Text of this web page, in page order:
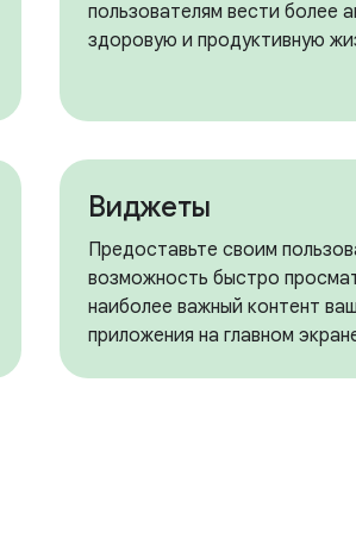
пользователям вести более
здоровую и продуктивную
Виджеты
Предоставьте своим
возможность быстро
наиболее важный контент
приложения на главном